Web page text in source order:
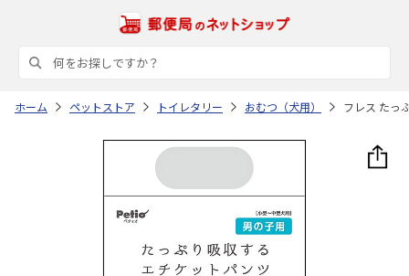
ホーム ペットストア トイレタリー おむつ（犬用） フレス たっ